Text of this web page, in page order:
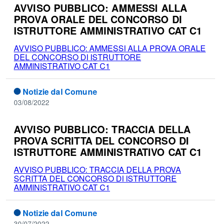
AVVISO PUBBLICO: AMMESSI ALLA
PROVA ORALE DEL CONCORSO DI
ISTRUTTORE AMMINISTRATIVO CAT C1
AVVISO PUBBLICO: AMMESSI ALLA PROVA ORALE
DEL CONCORSO DI ISTRUTTORE
AMMINISTRATIVO CAT C1
Notizie dal Comune
03/08/2022
AVVISO PUBBLICO: TRACCIA DELLA
PROVA SCRITTA DEL CONCORSO DI
ISTRUTTORE AMMINISTRATIVO CAT C1
AVVISO PUBBLICO: TRACCIA DELLA PROVA
SCRITTA DEL CONCORSO DI ISTRUTTORE
AMMINISTRATIVO CAT C1
Notizie dal Comune